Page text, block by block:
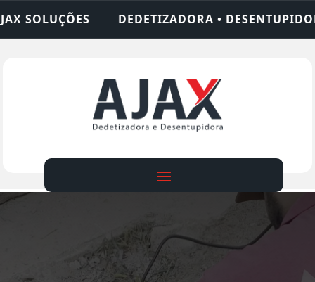
• DESENTUPIDORA • LIMPEZA DE